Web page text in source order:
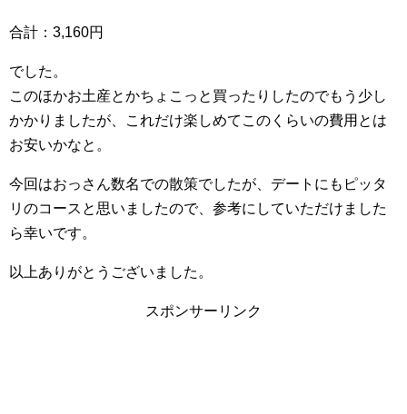
合計：3,160円
でした。
このほかお土産とかちょこっと買ったりしたのでもう少し
かかりましたが、これだけ楽しめてこのくらいの費用とは
お安いかなと。
今回はおっさん数名での散策でしたが、デートにもピッタ
リのコースと思いましたので、参考にしていただけました
ら幸いです。
以上ありがとうございました。
スポンサーリンク